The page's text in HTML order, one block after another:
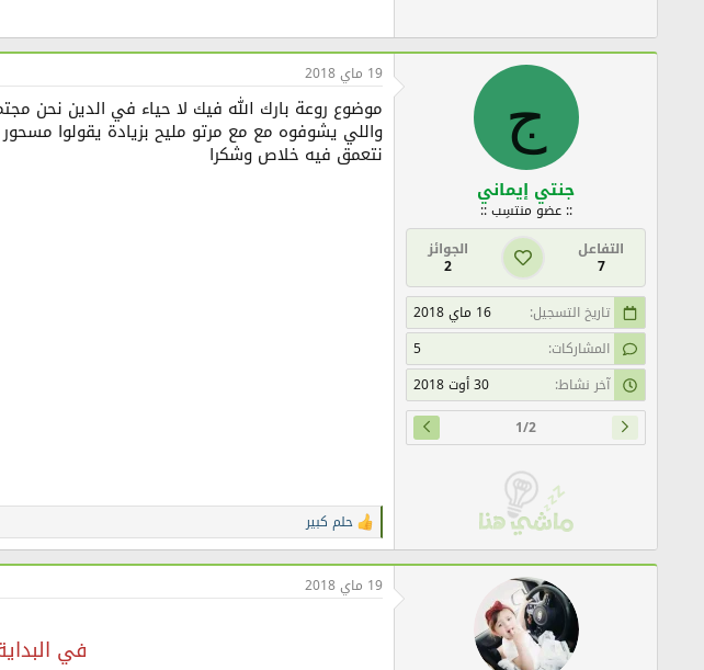
ج
جنتي إيماني
:: عضو منتسِب ::
التفاعل
7
الجوائز
2
تاريخ التسجيل
16 ماي 2018
المشاركات
5
آخر نشاط
30 أوت 2018
1/2
19 ماي 2018
موضوع روعة بارك الله فيك لا حياء في الدين نحن
واللي يشوفوه مع مع مرتو مليح بزيادة يقولوا
نتعمق فيه خلاص وشكرا
ا
ل
ت
ف
ا
حلم كبير
19 ماي 2018
في